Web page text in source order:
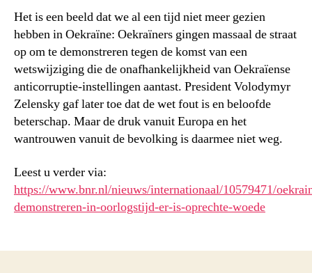
Het is een beeld dat we al een tijd niet meer gezien
hebben in Oekraïne: Oekraïners gingen massaal de straat
op om te demonstreren tegen de komst van een
wetswijziging die de onafhankelijkheid van Oekraïense
anticorruptie-instellingen aantast. President Volodymyr
Zelensky gaf later toe dat de wet fout is en beloofde
beterschap. Maar de druk vanuit Europa en het
wantrouwen vanuit de bevolking is daarmee niet weg.
Leest u verder via:
https://www.bnr.nl/nieuws/internationaal/10579471/
demonstreren-in-oorlogstijd-er-is-oprechte-woede